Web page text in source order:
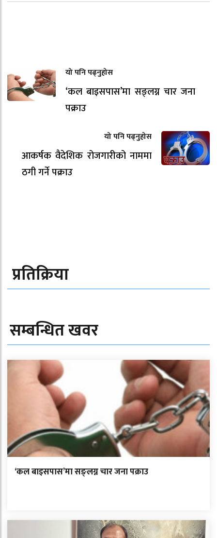
यो पनि पढ्नुहोस
‘कल बाइसपास’मा सङ्लग्न चार जना
पक्राउ
यो पनि पढ्नुहोस
आकर्षक वैदेशिक रोजगारीको नाममा
ठगी गर्ने पक्राउ
प्रतिक्रिया
सम्बन्धित खवर
‘कल बाइसपास’मा सङ्लग्न चार जना पक्राउ